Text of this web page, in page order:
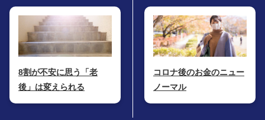
8割が不安に思う「老
後」は変えられる
コロナ後のお金のニュー
ノーマル